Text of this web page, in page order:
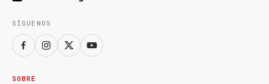
SÍGUENOS
SOBRE